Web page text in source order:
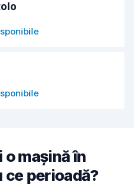
o mașină în
ce perioadă?